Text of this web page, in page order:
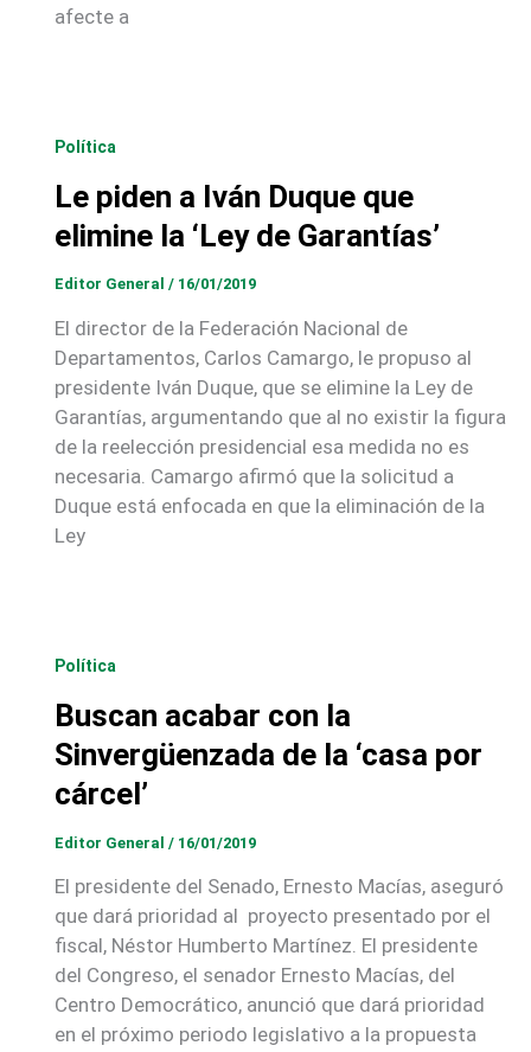
afecte a
Política
Le piden a Iván Duque que
elimine la ‘Ley de Garantías’
Editor General / 16/01/2019
El director de la Federación Nacional de
Departamentos, Carlos Camargo, le propuso al
presidente Iván Duque, que se elimine la Ley de
Garantías, argumentando que al no existir la figura
de la reelección presidencial esa medida no es
necesaria. Camargo afirmó que la solicitud a
Duque está enfocada en que la eliminación de la
Ley
Política
Buscan acabar con la
Sinvergüenzada de la ‘casa por
cárcel’
Editor General / 16/01/2019
El presidente del Senado, Ernesto Macías, aseguró
que dará prioridad al proyecto presentado por el
fiscal, Néstor Humberto Martínez. El presidente
del Congreso, el senador Ernesto Macías, del
Centro Democrático, anunció que dará prioridad
en el próximo periodo legislativo a la propuesta